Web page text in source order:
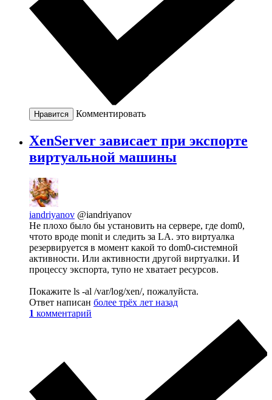
Нравится Комментировать
XenServer зависает при экспорте
виртуальной машины
iandriyanov @iandriyanov
Не плохо было бы установить на сервере, где dom0,
чтото вроде monit и следить за LA. это виртуалка
резервируется в момент какой то dom0-системной
активности. Или активности другой виртуалки. И
процессу экспорта, тупо не хватает ресурсов.
Покажите ls -al /var/log/xen/, пожалуйста.
Ответ написан более трёх лет назад
1 комментарий